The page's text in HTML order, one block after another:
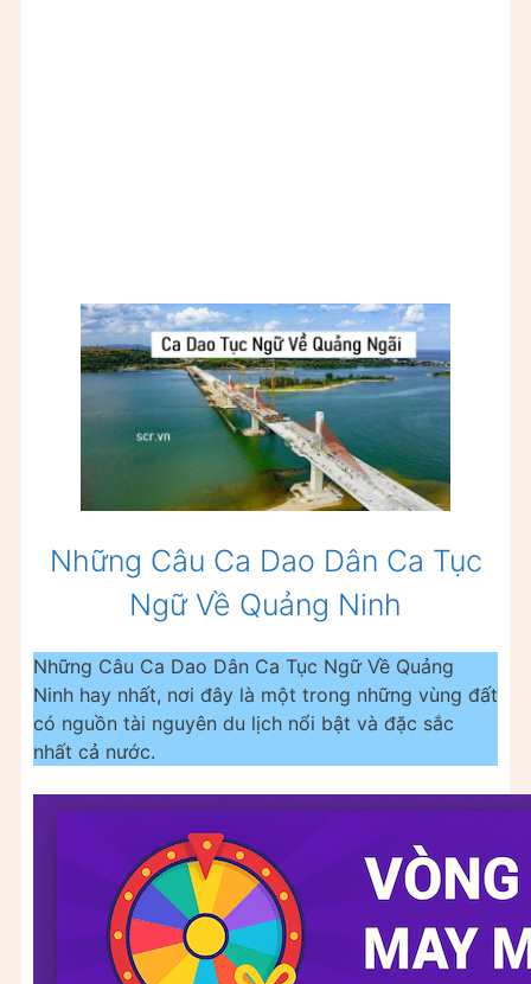
Những Câu Ca Dao Dân Ca Tục
Ngữ Về Quảng Ninh
Những Câu Ca Dao Dân Ca Tục Ngữ Về Quảng
Ninh hay nhất, nơi đây là một trong những vùng đất
có nguồn tài nguyên du lịch nổi bật và đặc sắc
nhất cả nước.